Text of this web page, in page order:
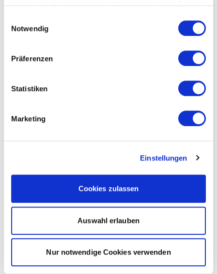
Cookies, wenn Sie unsere Webseite weiterhin nutzen.
Notwendig
Präferenzen
Statistiken
Marketing
Einstellungen
Cookies zulassen
Auswahl erlauben
Nur notwendige Cookies verwenden